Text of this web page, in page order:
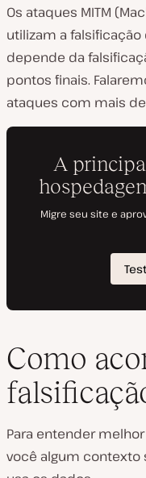
Os ataques MITM
utilizam a falsificação
depende da
pontos finais.
ataques com mais
Como
Para entender
você algum contexto